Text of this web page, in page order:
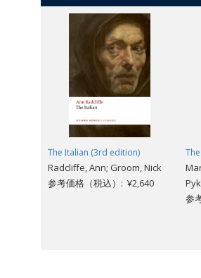
The Italian (3rd edition)
Radcliffe, Ann; Groom, Nick
参考価格（税込）: ¥2,640
参